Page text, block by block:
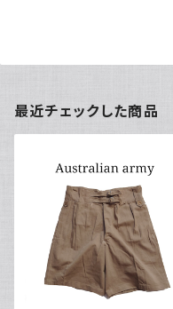
最近チェックした商品